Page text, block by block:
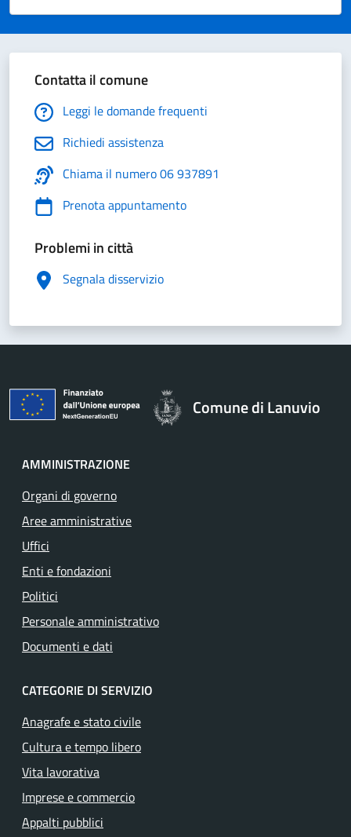
Valuta 5 stelle su 5
Valuta 4 stelle su 5
Valuta 3 stelle su 5
Valuta 2 stelle su 5
Valuta 1 stelle su 5
Contatta il comune
Leggi le domande frequenti
Richiedi assistenza
Chiama il numero 06 937891
Prenota appuntamento
Problemi in città
Segnala disservizio
Comune di Lanuvio
AMMINISTRAZIONE
Organi di governo
Aree amministrative
Uffici
Enti e fondazioni
Politici
Personale amministrativo
Documenti e dati
CATEGORIE DI SERVIZIO
Anagrafe e stato civile
Cultura e tempo libero
Vita lavorativa
Imprese e commercio
Appalti pubblici